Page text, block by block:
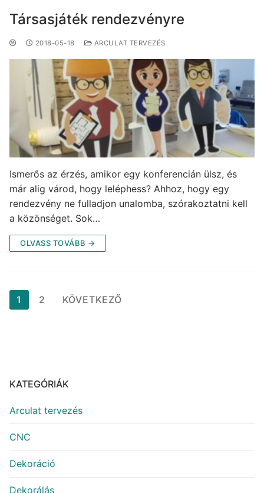
Társasjáték rendezvényre
2018-05-18 ARCULAT TERVEZÉS
Ismerős az érzés, amikor egy konferencián ülsz, és
már alig várod, hogy leléphess? Ahhoz, hogy egy
rendezvény ne fulladjon unalomba, szórakoztatni kell
a közönséget. Sok…
OLVASS TOVÁBB →
1 2 KÖVETKEZŐ
KATEGÓRIÁK
Arculat tervezés
CNC
Dekoráció
Dekorálás